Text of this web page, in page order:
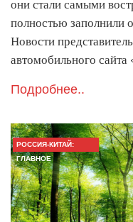
они стали самыми
полностью
Новости
автомобильного
Подробнее..
РОССИЯ-КИТАЙ:
ГЛАВНОЕ